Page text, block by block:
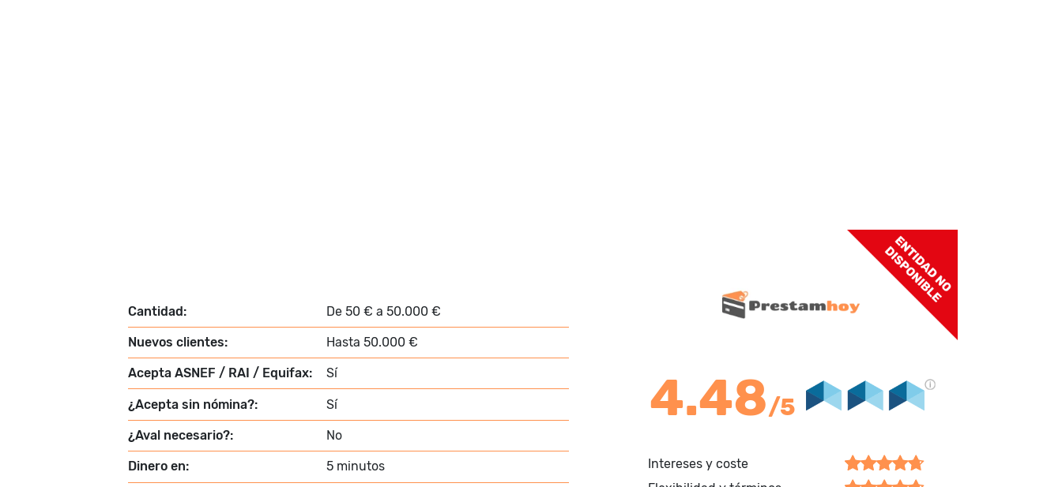
Cantidad: De 50 € a 50.000 €
Nuevos clientes: Hasta 50.000 €
Acepta ASNEF / RAI / Equifax: Sí
¿Acepta sin nómina?: Sí
¿Aval necesario?: No
Dinero en: 5 minutos
4.48/5
Intereses y coste